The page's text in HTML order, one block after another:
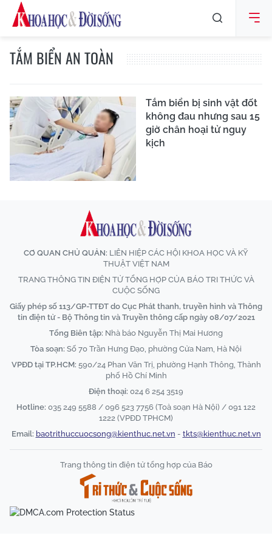
TẮM BIỂN AN TOÀN
Tắm biển bị sinh vật đốt
không đau nhưng sau 15
giờ chân hoại tử nguy
kịch
CƠ QUAN CHỦ QUẢN: LIÊN HIỆP CÁC HỘI KHOA HỌC VÀ KỸ
THUẬT VIỆT NAM
TRANG THÔNG TIN ĐIỆN TỬ TỔNG HỢP CỦA BÁO TRI THỨC VÀ
CUỘC SỐNG
Giấy phép số 113/GP-TTĐT do Cục Phát thanh, truyền hình và Thông
tin điện tử - Bộ Thông tin và Truyền thông cấp ngày 08/07/2021
Tổng Biên tập: Nhà báo Nguyễn Thị Mai Hương
Tòa soạn: Số 70 Trần Hưng Đạo, phường Cửa Nam, Hà Nội
VPĐD tại TP.HCM: 590/24 Phan Văn Trị, phường Hạnh Thông, Thành
phố Hồ Chí Minh
Điện thoại: 024 6 254 3519
Hotline: 035 249 5588 / 096 523 7756 (Toà soạn Hà Nội) / 091 122
1222 (VPĐD TPHCM)
Email: baotrithuccuocsong@kienthuc.net.vn - tkts@kienthuc.net.vn
Trang thông tin điện tử tổng hợp của Báo